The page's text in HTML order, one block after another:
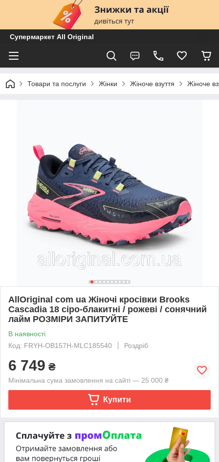
Супермаркет All Original
Товари та послуги Жінки Жіноче взуття Жіноче
AllOriginal com ua Жіночі кросівки Brooks
Cascadia 18 сіро-блакитні / рожеві / сонячний
лайм РОЗМІРИ ЗАПИТУЙТЕ
В наявності
Код: FRYH-OB157H-MLC185540
Роздріб
6 749 ₴
Мінімальна сума замовлення на сайті — 25 000 ₴
Купити